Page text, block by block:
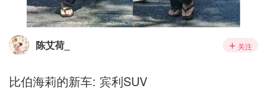
陈艾荷_ 关注
比伯海莉的新车: 宾利SUV